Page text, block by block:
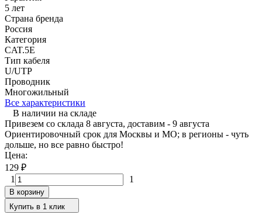
5 лет
Страна бренда
Россия
Категория
CAT.5E
Тип кабеля
U/UTP
Проводник
Многожильный
Все характеристики
В наличии на складе
Привезем со склада 8 августа, доставим - 9 августа
Ориентировочный срок для Москвы и МО; в регионы - чуть
дольше, но все равно быстро!
Цена:
129 ₽
1
1
В корзину
Купить в 1 клик